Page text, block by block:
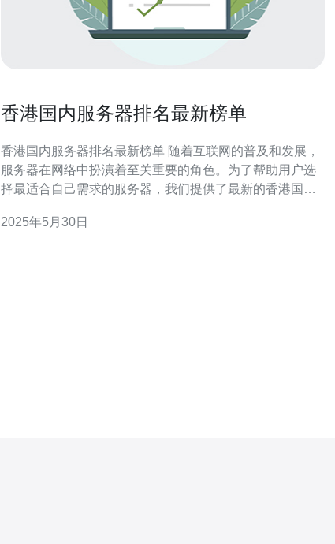
香港国内服务器排名最新榜单
香港国内服务器排名最新榜单 随着互联网的普及和发展，
服务器在网络中扮演着至关重要的角色。为了帮助用户选
择最适合自己需求的服务器，我们提供了最新的香港国内
质量等指标，对香港国内服务器进行排名： 服务器A 服务
2025年5月30日